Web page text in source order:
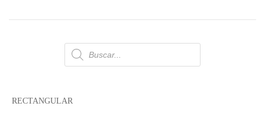
Búsqueda
de
productos
RECTANGULAR